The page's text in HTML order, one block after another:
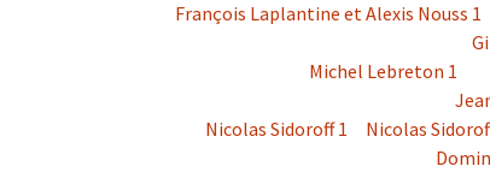
François Laplantine et Alexis Nouss 1
Michel Lebreton 1
Nicolas Sidoroff 1
Nicolas